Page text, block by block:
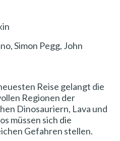
Simon Pegg, John
Reise gelangt die
Regionen der
Dinosauriern, Lava und
müssen sich die
Gefahren stellen.